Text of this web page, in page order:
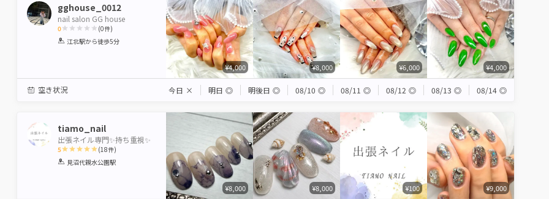
gghouse_0012
nail salon GG house
0
1 2 3 4 5
(0件)
江北駅から徒歩5分
¥4,000 ¥8,000 ¥6,000 ¥4,000
空き状況 今日 × 明日 ◎ 明後日 ◎ 08/10 ◎ 08/11 ◎ 08/12 ◎ 08/13 ◎ 08/14 ◎
tiamo_nail
出張ネイル専門✨持ち重視✨
5
1 2 3 4 5
(18件)
見沼代親水公園駅
¥8,000 ¥8,000 ¥100 ¥9,000